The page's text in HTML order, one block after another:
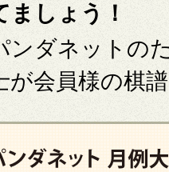
ましょう！
ンダネットの
が会員様の棋